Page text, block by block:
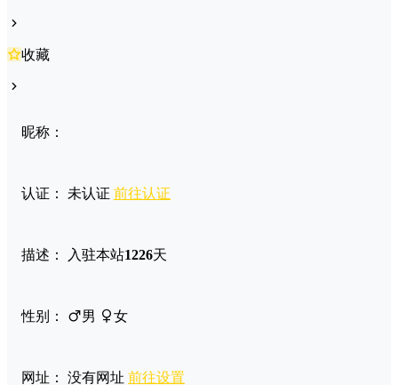
收藏
昵称：
认证： 未认证 前往认证
描述： 入驻本站1226天
性别： 男 女
网址： 没有网址 前往设置